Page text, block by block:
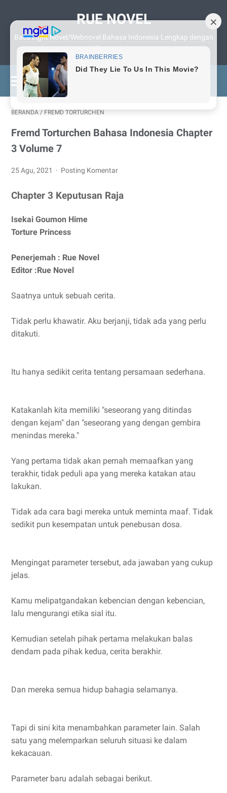
RUE NOVEL
Baca Light Novel/Webnovel Bahasa Indonesia Lengkap dengan
Illustrasinya
BERANDA / FREMD TORTURCHEN
Fremd Torturchen Bahasa Indonesia Chapter
3 Volume 7
25 Agu, 2021 Posting Komentar
Chapter 3 Keputusan Raja
Isekai Goumon Hime
Torture Princess
Penerjemah : Rue Novel
Editor :Rue Novel
Saatnya untuk sebuah cerita.
Tidak perlu khawatir. Aku berjanji, tidak ada yang perlu
ditakuti.
Itu hanya sedikit cerita tentang persamaan sederhana.
Katakanlah kita memiliki "seseorang yang ditindas
dengan kejam" dan "seseorang yang dengan gembira
menindas mereka."
Yang pertama tidak akan pernah memaafkan yang
terakhir, tidak peduli apa yang mereka katakan atau
lakukan.
Tidak ada cara bagi mereka untuk meminta maaf. Tidak
sedikit pun kesempatan untuk penebusan dosa.
Mengingat parameter tersebut, ada jawaban yang cukup
jelas.
Kamu melipatgandakan kebencian dengan kebencian,
lalu mengurangi etika sial itu.
Kemudian setelah pihak pertama melakukan balas
dendam pada pihak kedua, cerita berakhir.
Dan mereka semua hidup bahagia selamanya.
Tapi di sini kita menambahkan parameter lain. Salah
satu yang melemparkan seluruh situasi ke dalam
kekacauan.
Parameter baru adalah sebagai berikut.